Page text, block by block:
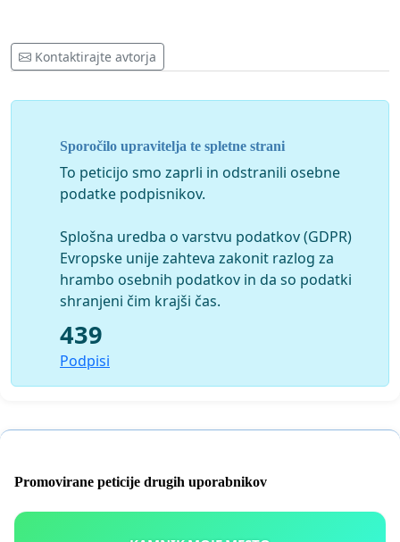
zdravilišč, ki z odprtimi rokami pričakujejo turiste, ki jih
zaradi zaprtja države ne bo, so pa starejši, ki jih je treba
Ne moremo na cesto, a tiho ne bomo!
Pozdrav,
Kontaktirajte avtorja
Sporočilo upravitelja te spletne strani
To peticijo smo zaprli in odstranili osebne
podatke podpisnikov.
Splošna uredba o varstvu podatkov (GDPR)
Evropske unije zahteva zakonit razlog za
hrambo osebnih podatkov in da so podatki
shranjeni čim krajši čas.
439
Podpisi
Promovirane peticije drugih uporabnikov